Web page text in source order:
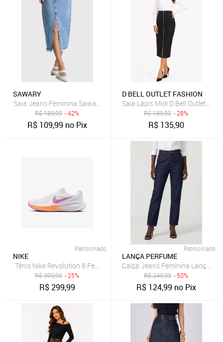
SAWARY
Saia Jeans Feminina Sawary Midi Fenda Azul Claro
R$189,99 - 42%
R$ 109,99 no Pix
D BELL OUTLET FASHION
Saia Lápis Midi D Bell Outlet
R$189,90 - 28%
R$ 135,90
Patrocinado
NIKE
Tênis Nike Revolution 8 Feminino
R$399,99 - 25%
R$299,99
Patrocinado
LANÇA PERFUME
Calça Jeans Feminina Lança
R$249,99 - 50%
R$ 124,99 no Pix